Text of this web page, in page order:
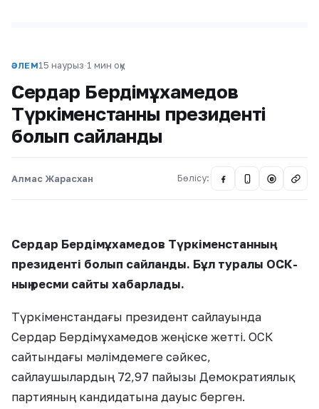
ӘЛЕМ15 наурыз·1 мин оқу
Сердар Бердімұхамедов
Түркіменстанның президенті
болып сайланды
Алмас Жарасхан Бөлісу: @
Сердар Бердімұхамедов Түркіменстанның
президенті болып сайланды. Бұл туралы ОСК-
ның ресми сайты хабарлады.
Түркіменстандағы президент сайлауында
Сердар Бердімұхамедов жеңіске жетті. ОСК
сайтындағы мәлімдемеге сәйкес,
сайлаушылардың 72,97 пайызы Демократиялық
партияның кандидатына дауыс берген.